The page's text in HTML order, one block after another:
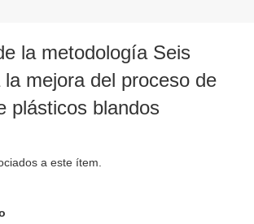
la metodología Seis
mejora del proceso de
plásticos blandos
a este ítem.